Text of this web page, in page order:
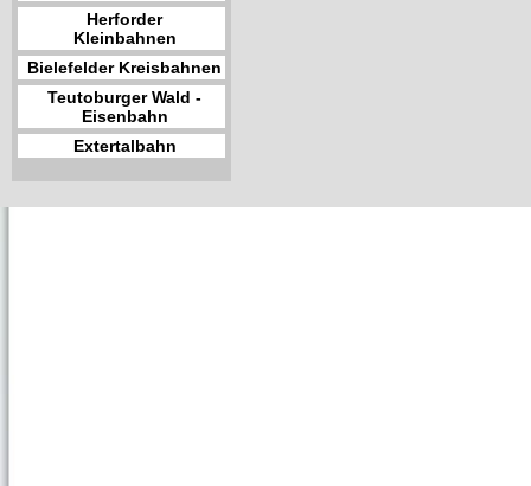
Herforder
Kleinbahnen
Bielefelder Kreisbahnen
Teutoburger Wald -
Eisenbahn
Extertalbahn